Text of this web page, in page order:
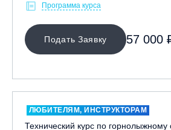
Программа курса
Подать Заявку 57 000
ЛЮБИТЕЛЯМ, ИНСТРУКТОРАМ
Технический курс по горнолыжному